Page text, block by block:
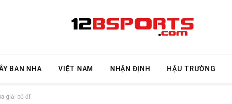
BAN NHA VIỆT NAM NHẬN ĐỊNH HẬU TRƯỜNG
giải bỏ đi’